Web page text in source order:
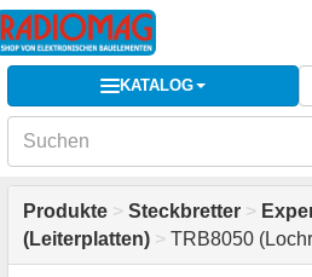
KATALOG
Produkte > Steckbretter >
(Leiterplatten) > TRB8050